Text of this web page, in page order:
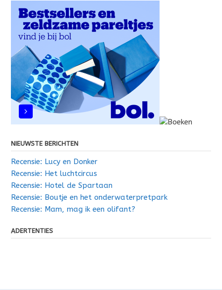
NIEUWSTE BERICHTEN
Recensie: Lucy en Donker
Recensie: Het luchtcircus
Recensie: Hotel de Spartaan
Recensie: Boutje en het onderwaterpretpark
Recensie: Mam, mag ik een olifant?
ADERTENTIES